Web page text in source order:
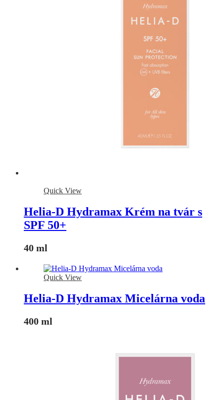
Quick View
Helia-D Hydramax Krém na tvár s
SPF 50+
40 ml
Quick View
Helia-D Hydramax Micelárna voda
400 ml